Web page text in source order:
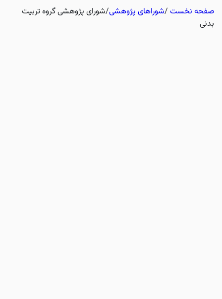
صفحه نخست /شوراهای پژوهشی/شورای پژوهشی گروه تربیت
بدنی